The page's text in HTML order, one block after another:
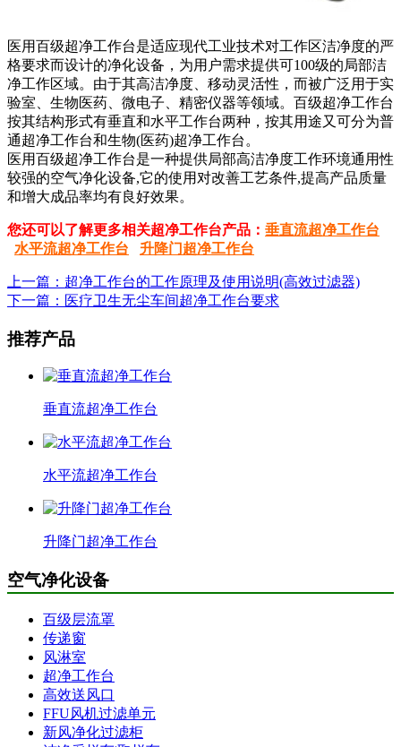
医用百级超净工作台是适应现代工业技术对工作区洁净度的严
格要求而设计的净化设备，为用户需求提供可100级的局部洁
净工作区域。由于其高洁净度、移动灵活性，而被广泛用于实
验室、生物医药、微电子、精密仪器等领域。百级超净工作台
按其结构形式有垂直和水平工作台两种，按其用途又可分为普
通超净工作台和生物(医药)超净工作台。
医用百级超净工作台是一种提供局部高洁净度工作环境通用性
较强的空气净化设备,它的使用对改善工艺条件,提高产品质量
和增大成品率均有良好效果。
您还可以了解更多相关超净工作台产品： 垂直流超净工作台
水平流超净工作台
升降门超净工作台
上一篇：超净工作台的工作原理及使用说明(高效过滤器)
下一篇：医疗卫生无尘车间超净工作台要求
推荐产品
垂直流超净工作台
水平流超净工作台
升降门超净工作台
空气净化设备
百级层流罩
传递窗
风淋室
超净工作台
高效送风口
FFU风机过滤单元
新风净化过滤柜